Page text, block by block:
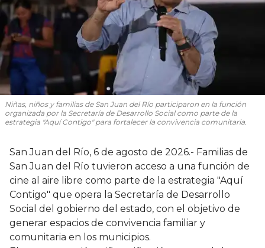
Niñas, niños y familias de San Juan del Río participaron en la función
organizada por la Secretaría de Desarrollo Social como parte de la
estrategia "Aquí Contigo" para fortalecer la convivencia comunitaria.
San Juan del Río, 6 de agosto de 2026.- Familias de
San Juan del Río tuvieron acceso a una función de
cine al aire libre como parte de la estrategia "Aquí
Contigo" que opera la Secretaría de Desarrollo
Social del gobierno del estado, con el objetivo de
generar espacios de convivencia familiar y
comunitaria en los municipios.